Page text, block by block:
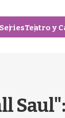
SeriesTeatro y